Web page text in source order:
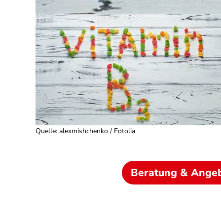
Quelle: alexmishchenko / Fotolia
Beratung &